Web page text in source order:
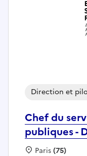
Chef du
publiques -
Direction et
Localisation :
Paris(75)